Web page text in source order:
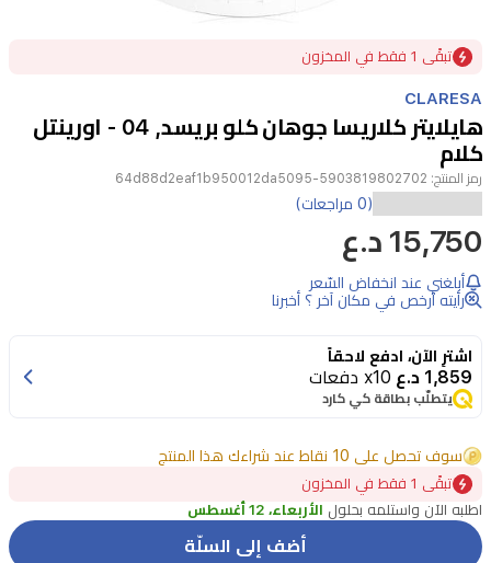
1
تبقًى 1 فقط في المخزون
CLARESA
هايلايتر كلاريسا جوهان كلو بريسد, 04 - اورينتل
كلام
رمز المنتج: 5903819802702-64d88d2eaf1b950012da5095
(0 مراجعات)
15,750 د.ع
أبلغني عند انخفاض السّعر
رأيته أرخص في مكان آخر ؟ أخبرنا
اشترِ الآن، ادفع لاحقاً
1,859 د.ع x10 دفعات
يتطلّب بطاقة كي كارد
سوف تحصل على 10 نقاط عند شراءك هذا المنتج
تبقًى 1 فقط في المخزون
اطلبه الآن واستلمه بحلول الأربعاء، 12 أغسطس
أضف إلى السلّة